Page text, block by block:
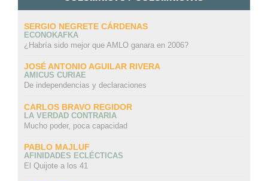
SERGIO NEGRETE CÁRDENAS
ECONOKAFKA
¿Habría sido mejor que AMLO ganara en 2006?
JOSÉ ANTONIO AGUILAR RIVERA
AMICUS CURIAE
De independencias y declaraciones
CARLOS BRAVO REGIDOR
LA VERDAD CONTRARIA
Mucho poder, poca capacidad
PABLO MAJLUF
AFINIDADES ECLÉCTICAS
El Quijote a los 41